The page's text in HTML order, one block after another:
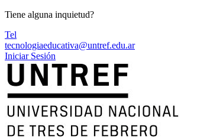
Tiene alguna inquietud?
Tel
tecnologiaeducativa@untref.edu.ar
Iniciar Sesión